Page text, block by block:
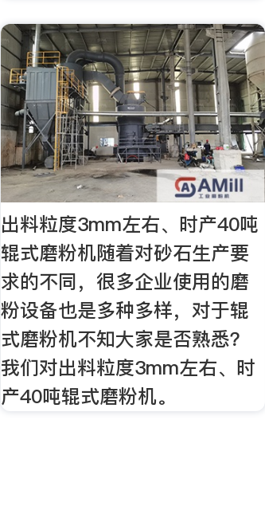
出料粒度3mm左右、时产40吨
辊式磨粉机随着对砂石生产要
求的不同，很多企业使用的磨
粉设备也是多种多样，对于辊
式磨粉机不知大家是否熟悉？
我们对出料粒度3mm左右、时
产40吨辊式磨粉机。